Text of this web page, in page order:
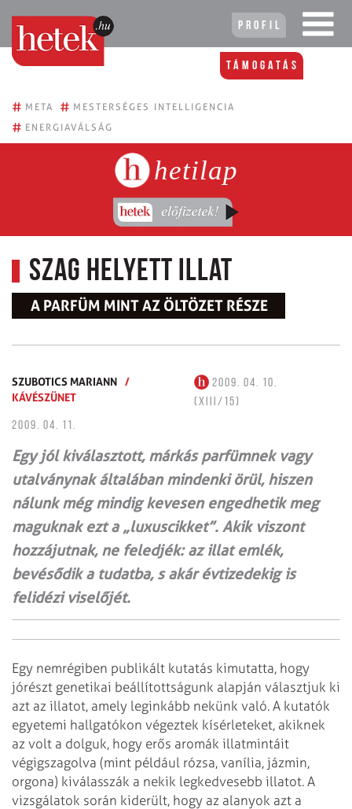
Profil
Támogatás
# META # MESTERSÉGES INTELLIGENCIA
# ENERGIAVÁLSÁG
hetilap
Szag helyett illat
A PARFÜM MINT AZ ÖLTÖZET RÉSZE
SZUBOTICS MARIANN /
KÁVÉSZÜNET
2009. 04. 10.
(XIII/15)
2009. 04. 11.
Egy jól kiválasztott, márkás parfümnek vagy
utalványnak általában mindenki örül, hiszen
nálunk még mindig kevesen engedhetik meg
maguknak ezt a „luxuscikket”. Akik viszont
hozzájutnak, ne feledjék: az illat emlék,
bevésődik a tudatba, s akár évtizedekig is
felidézi viselőjét.
Egy nemrégiben publikált kutatás kimutatta, hogy
jórészt genetikai beállítottságunk alapján választjuk ki
azt az illatot, amely leginkább nekünk való. A kutatók
egyetemi hallgatókon végeztek kísérleteket, akiknek
az volt a dolguk, hogy erős aromák illatmintáit
végigszagolva (mint például rózsa, vanília, jázmin,
orgona) kiválasszák a nekik legkedvesebb illatot. A
vizsgálatok során kiderült, hogy az alanyok azt a